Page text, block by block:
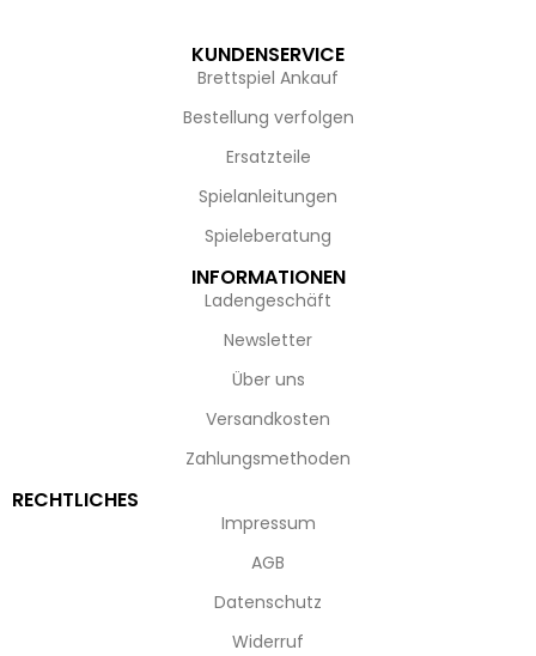
KUNDENSERVICE
Brettspiel Ankauf
Bestellung verfolgen
Ersatzteile
Spielanleitungen
Spieleberatung
INFORMATIONEN
Ladengeschäft
Newsletter
Über uns
Versandkosten
Zahlungsmethoden
RECHTLICHES
Impressum
AGB
Datenschutz
Widerruf